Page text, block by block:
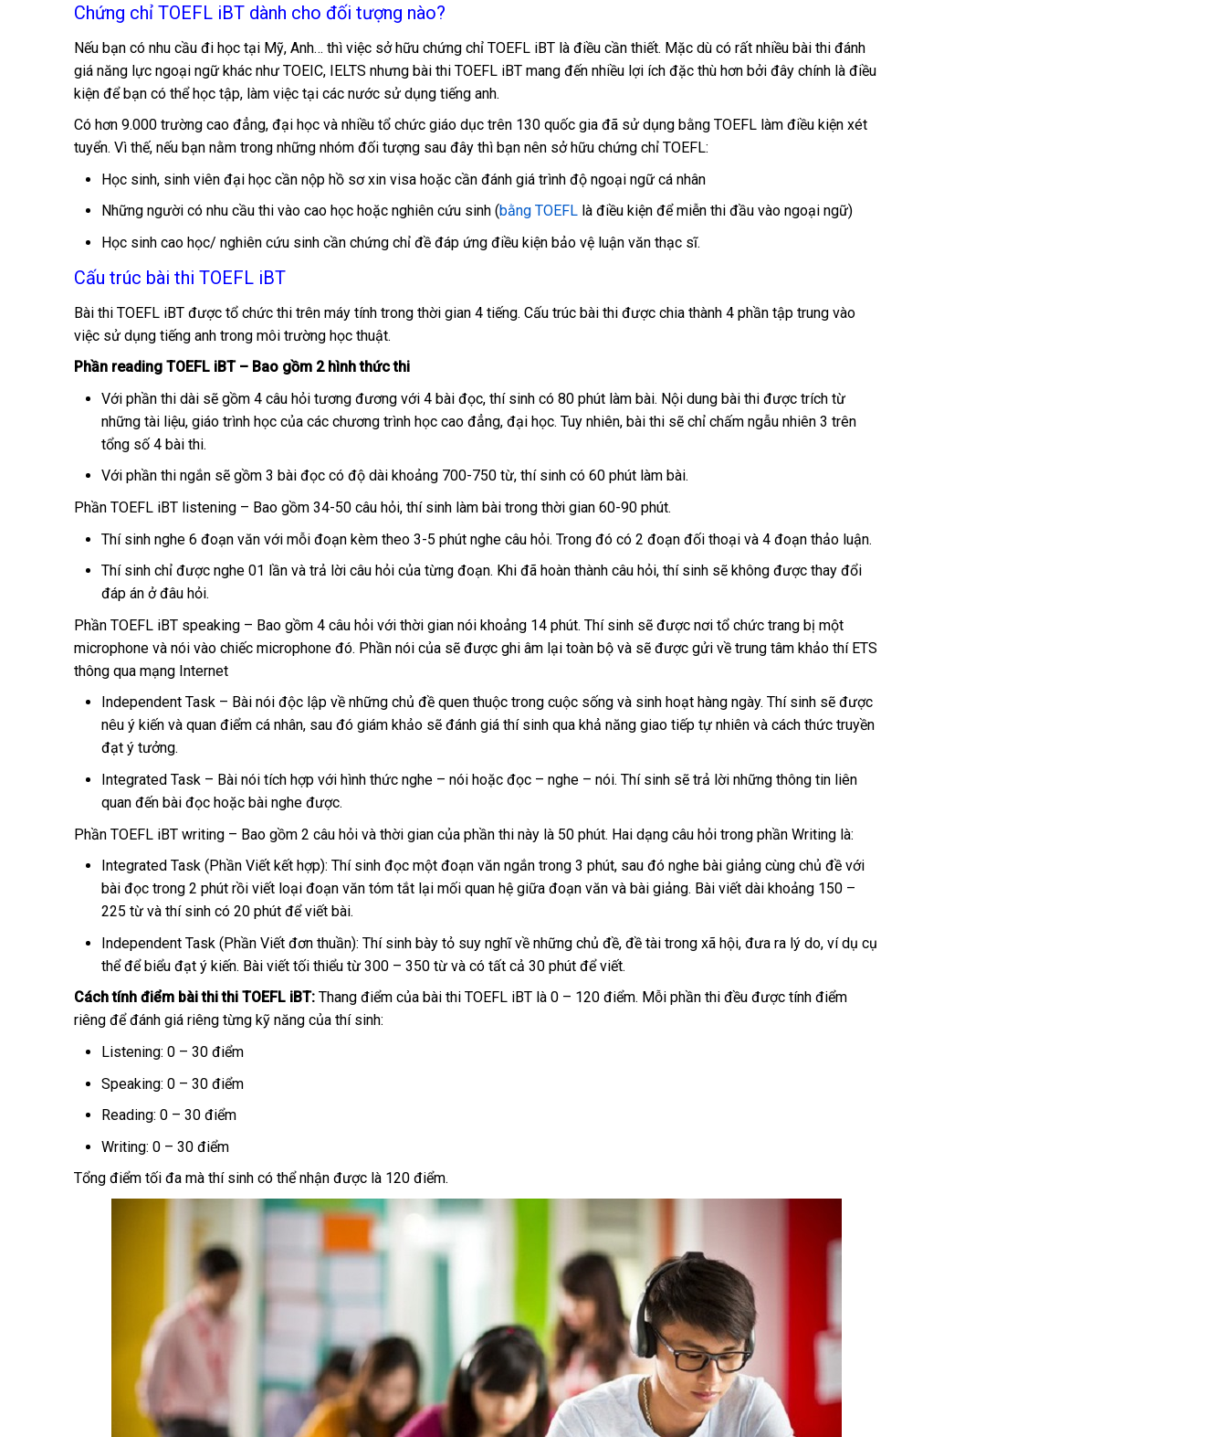
Chứng chỉ TOEFL iBT dành cho đối tượng nào?
Nếu bạn có nhu cầu đi học tại Mỹ, Anh… thì việc sở hữu chứng chỉ TOEFL iBT là điều cần thiết. Mặc dù có rất nhiều bài thi đánh
giá năng lực ngoại ngữ khác như TOEIC, IELTS nhưng bài thi TOEFL iBT mang đến nhiều lợi ích đặc thù hơn bởi đây chính là điều
kiện để bạn có thể học tập, làm việc tại các nước sử dụng tiếng anh.
Có hơn 9.000 trường cao đẳng, đại học và nhiều tổ chức giáo dục trên 130 quốc gia đã sử dụng bằng TOEFL làm điều kiện xét
tuyển. Vì thế, nếu bạn nằm trong những nhóm đối tượng sau đây thì bạn nên sở hữu chứng chỉ TOEFL:
Học sinh, sinh viên đại học cần nộp hồ sơ xin visa hoặc cần đánh giá trình độ ngoại ngữ cá nhân
Những người có nhu cầu thi vào cao học hoặc nghiên cứu sinh (bằng TOEFLlà điều kiện để miễn thi đầu vào ngoại ngữ)
Học sinh cao học/ nghiên cứu sinh cần chứng chỉ đề đáp ứng điều kiện bảo vệ luận văn thạc sĩ.
Cấu trúc bài thi TOEFL iBT
Bài thi TOEFL iBT được tổ chức thi trên máy tính trong thời gian 4 tiếng. Cấu trúc bài thi được chia thành 4 phần tập trung vào
việc sử dụng tiếng anh trong môi trường học thuật.
Phần reading TOEFL iBT – Bao gồm 2 hình thức thi
Với phần thi dài sẽ gồm 4 câu hỏi tương đương với 4 bài đọc, thí sinh có 80 phút làm bài. Nội dung bài thi được trích từ
những tài liệu, giáo trình học của các chương trình học cao đẳng, đại học. Tuy nhiên, bài thi sẽ chỉ chấm ngẫu nhiên 3 trên
tổng số 4 bài thi.
Với phần thi ngắn sẽ gồm 3 bài đọc có độ dài khoảng 700-750 từ, thí sinh có 60 phút làm bài.
Phần TOEFL iBT listening – Bao gồm 34-50 câu hỏi, thí sinh làm bài trong thời gian 60-90 phút.
Thí sinh nghe 6 đoạn văn với mỗi đoạn kèm theo 3-5 phút nghe câu hỏi. Trong đó có 2 đoạn đối thoại và 4 đoạn thảo luận.
Thí sinh chỉ được nghe 01 lần và trả lời câu hỏi của từng đoạn. Khi đã hoàn thành câu hỏi, thí sinh sẽ không được thay đổi
đáp án ở đâu hỏi.
Phần TOEFL iBT speaking – Bao gồm 4 câu hỏi với thời gian nói khoảng 14 phút. Thí sinh sẽ được nơi tổ chức trang bị một
microphone và nói vào chiếc microphone đó. Phần nói của sẽ được ghi âm lại toàn bộ và sẽ được gửi về trung tâm khảo thí ETS
thông qua mạng Internet
Independent Task – Bài nói độc lập về những chủ đề quen thuộc trong cuộc sống và sinh hoạt hàng ngày. Thí sinh sẽ được
nêu ý kiến và quan điểm cá nhân, sau đó giám khảo sẽ đánh giá thí sinh qua khả năng giao tiếp tự nhiên và cách thức truyền
đạt ý tưởng.
Integrated Task – Bài nói tích hợp với hình thức nghe – nói hoặc đọc – nghe – nói. Thí sinh sẽ trả lời những thông tin liên
quan đến bài đọc hoặc bài nghe được.
Phần TOEFL iBT writing – Bao gồm 2 câu hỏi và thời gian của phần thi này là 50 phút. Hai dạng câu hỏi trong phần Writing là:
Integrated Task (Phần Viết kết hợp): Thí sinh đọc một đoạn văn ngắn trong 3 phút, sau đó nghe bài giảng cùng chủ đề với
bài đọc trong 2 phút rồi viết loại đoạn văn tóm tắt lại mối quan hệ giữa đoạn văn và bài giảng. Bài viết dài khoảng 150 –
225 từ và thí sinh có 20 phút để viết bài.
Independent Task (Phần Viết đơn thuần): Thí sinh bày tỏ suy nghĩ về những chủ đề, đề tài trong xã hội, đưa ra lý do, ví dụ cụ
thể để biểu đạt ý kiến. Bài viết tối thiểu từ 300 – 350 từ và có tất cả 30 phút để viết.
Cách tính điểm bài thi thi TOEFL iBT: Thang điểm của bài thi TOEFL iBT là 0 – 120 điểm. Mỗi phần thi đều được tính điểm
riêng để đánh giá riêng từng kỹ năng của thí sinh:
Listening: 0 – 30 điểm
Speaking: 0 – 30 điểm
Reading: 0 – 30 điểm
Writing: 0 – 30 điểm
Tổng điểm tối đa mà thí sinh có thể nhận được là 120 điểm.